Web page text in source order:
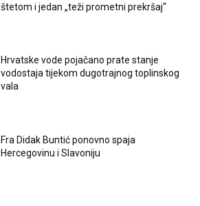
štetom i jedan „teži prometni prekršaj“
Hrvatske vode pojačano prate stanje
vodostaja tijekom dugotrajnog toplinskog
vala
Fra Didak Buntić ponovno spaja
Hercegovinu i Slavoniju